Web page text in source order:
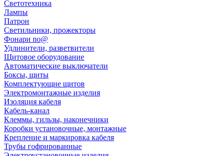
Светотехника
Лампы
Патрон
Светильники, прожекторы
Фонари no@
Удлинители, разветвители
Щитовое оборудование
Автоматические выключатели
Боксы, щиты
Комплектующие щитов
Электромонтажные изделия
Изоляция кабеля
Кабель-канал
Клеммы, гильзы, наконечники
Коробки установочные, монтажные
Крепление и маркировка кабеля
Трубы гофрированные